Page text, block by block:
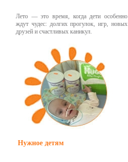
Лето — это время, когда дети особенно
ждут чудес: долгих прогулок, игр, новых
друзей и счастливых каникул.
Нужное детям